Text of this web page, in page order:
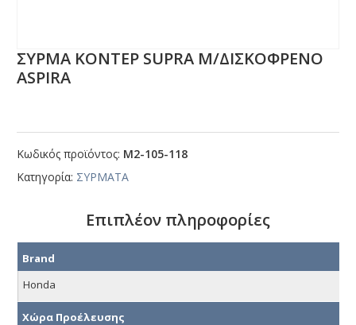
ΣΥΡΜΑ ΚΟΝΤΕΡ SUΡRΑ Μ/ΔΙΣΚΟΦΡΕΝΟ
ΑSΡΙRΑ
Κωδικός προϊόντος: Μ2-105-118
Κατηγορία: ΣΥΡΜΑΤΑ
Επιπλέον πληροφορίες
Brand
Honda
Χώρα Προέλευσης